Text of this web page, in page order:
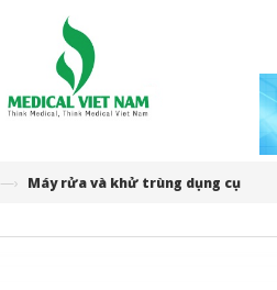
—› Máy rửa và khử trùng dụng cụ